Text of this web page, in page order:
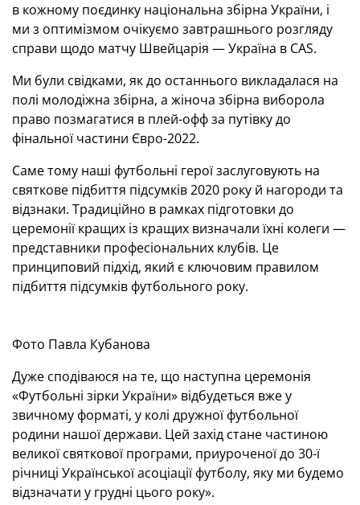
в кожному поєдинку національна збірна України, і
ми з оптимізмом очікуємо завтрашнього розгляду
справи щодо матчу Швейцарія — Україна в CAS.
Ми були свідками, як до останнього викладалася на
полі молодіжна збірна, а жіноча збірна виборола
право позмагатися в плей-офф за путівку до
фінальної частини Євро-2022.
Саме тому наші футбольні герої заслуговують на
святкове підбиття підсумків 2020 року й нагороди та
відзнаки. Традиційно в рамках підготовки до
церемонії кращих із кращих визначали їхні колеги —
представники професіональних клубів. Це
принциповий підхід, який є ключовим правилом
підбиття підсумків футбольного року.
Фото Павла Кубанова
Дуже сподіваюся на те, що наступна церемонія
«Футбольні зірки України» відбудеться вже у
звичному форматі, у колі дружної футбольної
родини нашої держави. Цей захід стане частиною
великої святкової програми, приуроченої до 30-ї
річниці Української асоціації футболу, яку ми будемо
відзначати у грудні цього року».